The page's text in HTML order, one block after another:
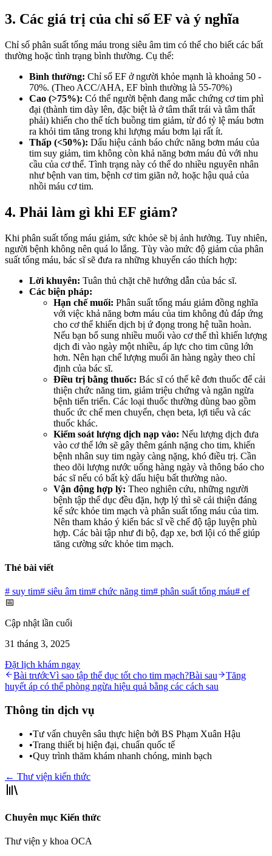
3. Các giá trị của chỉ số EF và ý nghĩa
Chỉ số phân suất tống máu trong siêu âm tim có thể cho biết các bất
thường hoặc tình trạng bình thường. Cụ thể:
Bình thường: Chỉ số EF ở người khỏe mạnh là khoảng 50 -
70%. (Theo ACC/AHA, EF bình thường là 55-70%)
Cao (>75%): Có thể người bệnh đang mắc chứng cơ tim phì
đại (thành tim dày lên, đặc biệt là ở tâm thất trái và tâm thất
phải) khiến cho thể tích buồng tim giảm, từ đó tỷ lệ máu bơm
ra khỏi tim tăng trong khi lượng máu bơm lại rất ít.
Thấp (<50%): Dấu hiệu cảnh báo chức năng bơm máu của
tim suy giảm, tim không còn khả năng bơm máu đủ với nhu
cầu của cơ thể. Tình trạng này có thể do nhiều nguyên nhân
như bệnh van tim, bệnh cơ tim giãn nở, hoặc hậu quả của
nhồi máu cơ tim.
4. Phải làm gì khi EF giảm?
Khi phân suất tống máu giảm, sức khỏe sẽ bị ảnh hưởng. Tuy nhiên,
người bệnh không nên quá lo lắng. Tùy vào mức độ giảm của phân
suất tống máu, bác sĩ sẽ đưa ra những khuyến cáo thích hợp:
Lời khuyên: Tuân thủ chặt chẽ hướng dẫn của bác sĩ.
Các biện pháp:
Hạn chế muối: Phân suất tống máu giảm đồng nghĩa
với việc khả năng bơm máu của tim không đủ đáp ứng
cho cơ thể khiến dịch bị ứ đọng trong hệ tuần hoàn.
Nếu bạn bổ sung nhiều muối vào cơ thể thì khiến lượng
dịch đi vào ngày một nhiều, áp lực cho tim cũng lớn
hơn. Nên hạn chế lượng muối ăn hàng ngày theo chỉ
định của bác sĩ.
Điều trị bằng thuốc: Bác sĩ có thể kê đơn thuốc để cải
thiện chức năng tim, giảm triệu chứng và ngăn ngừa
bệnh tiến triển. Các loại thuốc thường dùng bao gồm
thuốc ức chế men chuyển, chẹn beta, lợi tiểu và các
thuốc khác.
Kiểm soát lượng dịch nạp vào: Nếu lượng dịch đưa
vào cơ thể lớn sẽ gây thêm gánh nặng cho tim, khiến
bệnh nhân suy tim ngày càng nặng, khó điều trị. Cần
theo dõi lượng nước uống hàng ngày và thông báo cho
bác sĩ nếu có bất kỳ dấu hiệu bất thường nào.
Vận động hợp lý: Theo nghiên cứu, những người
bệnh tập thể dục đều đặn, hợp lý thì sẽ cải thiện đáng
kể sức khỏe tim mạch và phân suất tống máu của tim.
Nên tham khảo ý kiến bác sĩ về chế độ tập luyện phù
hợp. Các bài tập như đi bộ, đạp xe, bơi lội có thể giúp
tăng cường sức khỏe tim mạch.
Thẻ bài viết
# suy tim# siêu âm tim# chức năng tim# phân suất tống máu# ef
📅
Cập nhật lần cuối
31 tháng 3, 2025
Đặt lịch khám ngay
Bài trướcVì sao tập thể dục tốt cho tim mạch?Bài sau
Tăng
huyết áp có thể phòng ngừa hiệu quả bằng các cách sau
Thông tin dịch vụ
•Tư vấn chuyên sâu thực hiện bởi BS Phạm Xuân Hậu
•Trang thiết bị hiện đại, chuẩn quốc tế
•Quy trình thăm khám nhanh chóng, minh bạch
← Thư viện kiến thức
Chuyên mục Kiến thức
Thư viện y khoa OCA